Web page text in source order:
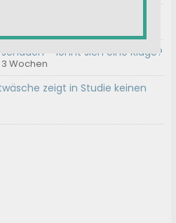
CFS
– lohnt sich eine Klage?
Wochen
zeigt in Studie keinen